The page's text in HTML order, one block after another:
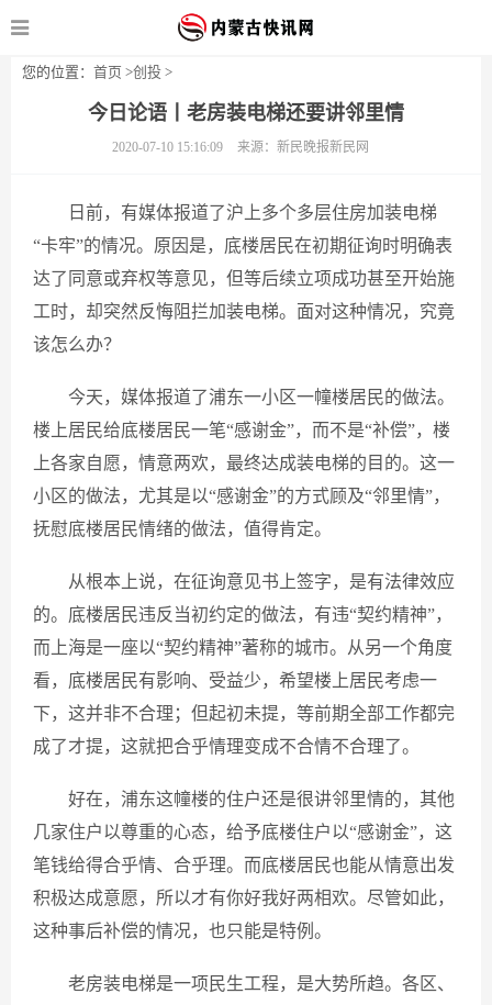
您的位置： 首页 >创投 >
今日论语丨老房装电梯还要讲邻里情
2020-07-10 15:16:09 来源：新民晚报新民网
日前，有媒体报道了沪上多个多层住房加装电梯
“卡牢”的情况。原因是，底楼居民在初期征询时明确表
达了同意或弃权等意见，但等后续立项成功甚至开始施
工时，却突然反悔阻拦加装电梯。面对这种情况，究竟
该怎么办？
今天，媒体报道了浦东一小区一幢楼居民的做法。
楼上居民给底楼居民一笔“感谢金”，而不是“补偿”，楼
上各家自愿，情意两欢，最终达成装电梯的目的。这一
小区的做法，尤其是以“感谢金”的方式顾及“邻里情”，
抚慰底楼居民情绪的做法，值得肯定。
从根本上说，在征询意见书上签字，是有法律效应
的。底楼居民违反当初约定的做法，有违“契约精神”，
而上海是一座以“契约精神”著称的城市。从另一个角度
看，底楼居民有影响、受益少，希望楼上居民考虑一
下，这并非不合理；但起初未提，等前期全部工作都完
成了才提，这就把合乎情理变成不合情不合理了。
好在，浦东这幢楼的住户还是很讲邻里情的，其他
几家住户以尊重的心态，给予底楼住户以“感谢金”，这
笔钱给得合乎情、合乎理。而底楼居民也能从情意出发
积极达成意愿，所以才有你好我好两相欢。尽管如此，
这种事后补偿的情况，也只能是特例。
老房装电梯是一项民生工程，是大势所趋。各区、